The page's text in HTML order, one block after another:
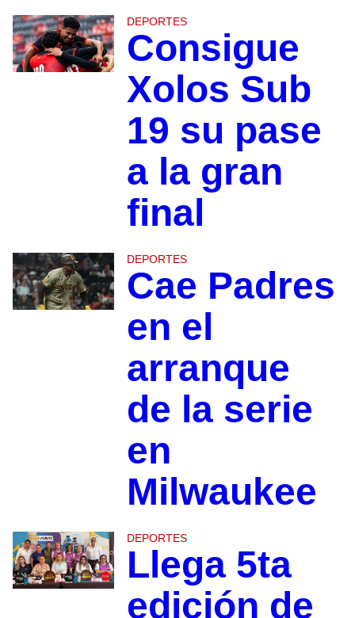
DEPORTES
Consigue
Xolos Sub
19 su pase
a la gran
final
DEPORTES
Cae Padres
en el
arranque
de la serie
en
Milwaukee
DEPORTES
Llega 5ta
edición de